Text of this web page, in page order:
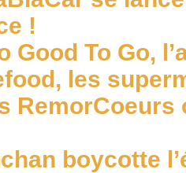
!
Good To Go,
les
RemorCoeurs
boycotte